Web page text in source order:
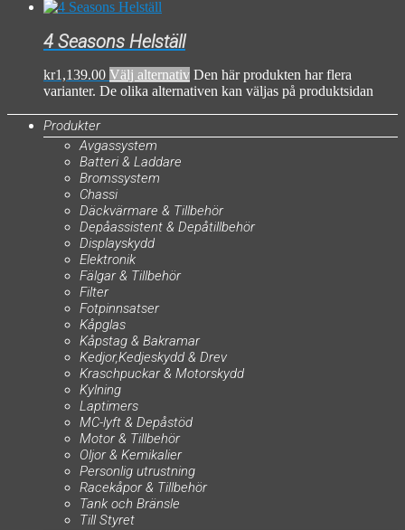
4 Seasons Helställ
kr1,139.00 Välj alternativ Den här produkten har flera
varianter. De olika alternativen kan väljas på produktsidan
Produkter
Avgassystem
Batteri & Laddare
Bromssystem
Chassi
Däckvärmare & Tillbehör
Depåassistent & Depåtillbehör
Displayskydd
Elektronik
Fälgar & Tillbehör
Filter
Fotpinnsatser
Kåpglas
Kåpstag & Bakramar
Kedjor,Kedjeskydd & Drev
Kraschpuckar & Motorskydd
Kylning
Laptimers
MC-lyft & Depåstöd
Motor & Tillbehör
Oljor & Kemikalier
Personlig utrustning
Racekåpor & Tillbehör
Tank och Bränsle
Till Styret